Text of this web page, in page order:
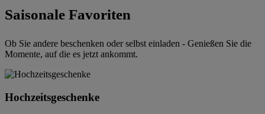
Saisonale Favoriten
Ob Sie andere beschenken oder selbst einladen - Genießen Sie die
Momente, auf die es jetzt ankommt.
Hochzeitsgeschenke